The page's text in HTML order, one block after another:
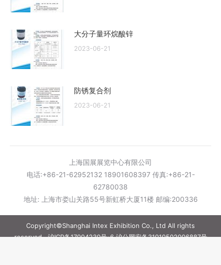
大分子量环烷酸锌
2023-06-21
防锈复合剂
2023-06-21
上海国展展览中心有限公司
电话:+86-21-62952132 18901608397 传真:+86-21-
62780038
地址: 上海市娄山关路55号新虹桥大厦11楼 邮编:200336
Copyright©Shanghai Intex Exhibition Co., Ltd All rights
reserved..沪ICP备17004230号-6沪公网安备31010502006887号